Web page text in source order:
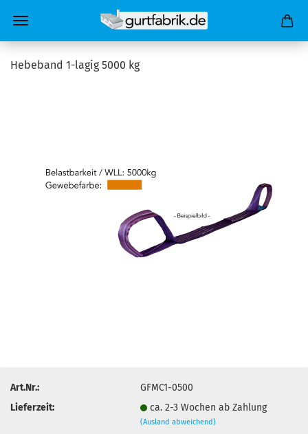
Hebeband 1-lagig 5000 kg
Art.Nr.:
GFMC1-0500
Lieferzeit:
ca. 2-3 Wochen ab Zahlung
(Ausland abweichend)